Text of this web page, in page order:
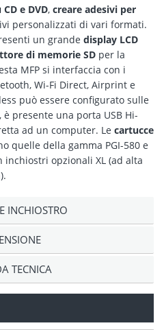
e DVD, creare adesivi per
personalizzati di vari formati.
un grande display LCD
di memorie SD per la
MFP si interfaccia con i
Wi-Fi Direct, Airprint e
può essere configurato sulle
presente una porta USB Hi-
ad un computer. Le cartucce
quelle della gamma PGI-580 e
inchiostri opzionali XL (ad alta
INCHIOSTRO
TECNICA